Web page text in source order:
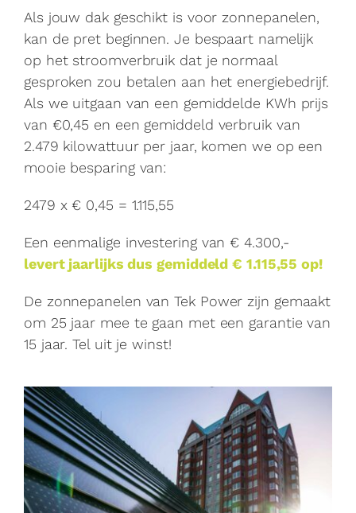
Als jouw dak geschikt is voor zonnepanelen,
kan de pret beginnen. Je bespaart namelijk
op het stroomverbruik dat je normaal
gesproken zou betalen aan het energiebedrijf.
Als we uitgaan van een gemiddelde KWh prijs
van €0,45 en een gemiddeld verbruik van
2.479 kilowattuur per jaar, komen we op een
mooie besparing van:
2479 x € 0,45 = 1.115,55
Een eenmalige investering van € 4.300,-
levert jaarlijks dus gemiddeld € 1.115,55 op!
De zonnepanelen van Tek Power zijn gemaakt
om 25 jaar mee te gaan met een garantie van
15 jaar. Tel uit je winst!